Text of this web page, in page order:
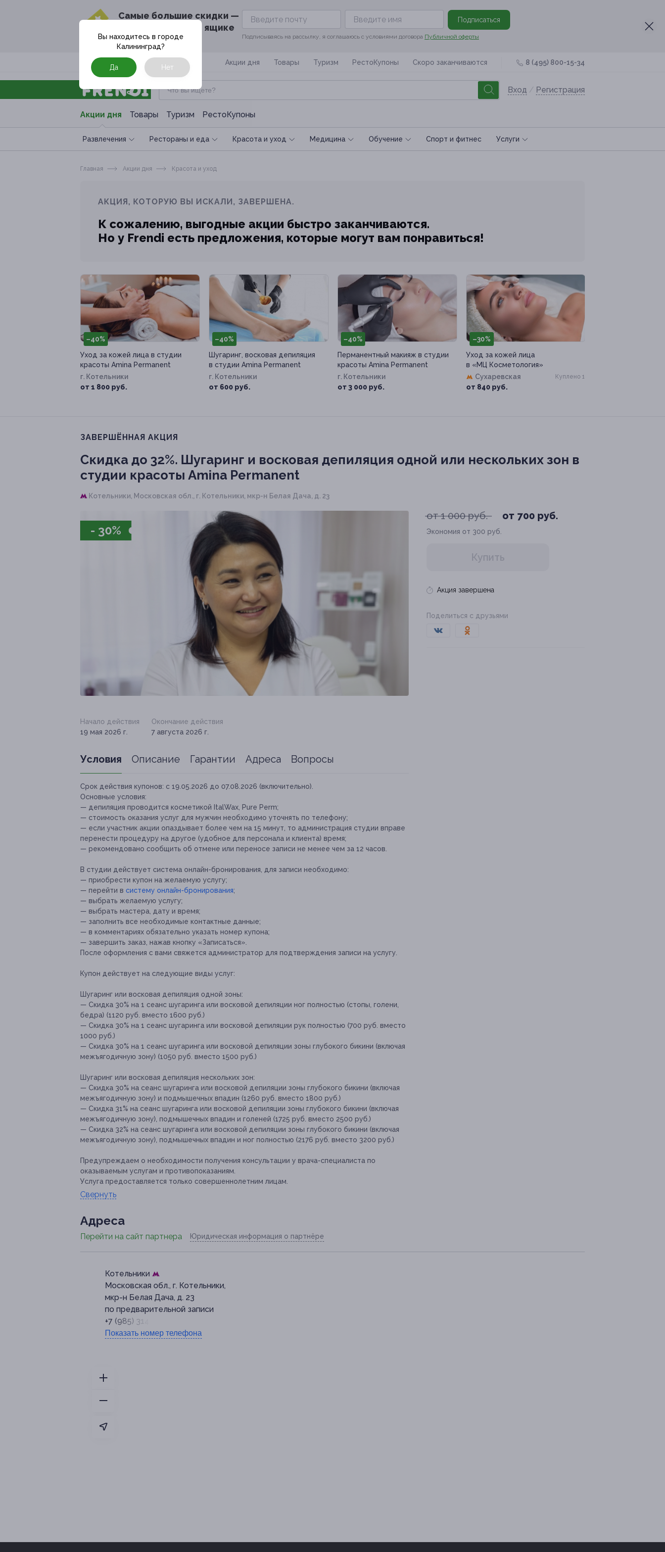
Cамые большие скидки —
в твоём почтовом ящике
Подписаться
Подписываясь на рассылку, я соглашаюсь с условиями договора Публичной оферты
Москва Акции дня Товары Туризм РестоКупоны Скоро заканчиваются 8 (495) 800-15-34
Вход / Регистрация
Акции дня Товары Туризм РестоКупоны
Развлечения Рестораны и еда Красота и уход Медицина Обучение Спoрт и фитнес Услуги
Вы находитесь в городе
Калининград?
Да Нет
Главная Акции дня Красота и уход
АКЦИЯ, КОТОРУЮ ВЫ ИСКАЛИ, ЗАВЕРШЕНА.
К сожалению, выгодные акции быстро заканчиваются.
Но у Frendi есть предложения, которые могут вам понравиться!
–40%
Уход за кожей лица в студии
красоты Amina Permanent
г. Котельники
от 1 800 руб.
–40%
Шугаринг, восковая депиляция
в студии Amina Permanent
г. Котельники
от 600 руб.
–40%
Перманентный макияж в студии
красоты Amina Permanent
г. Котельники
от 3 000 руб.
–30%
Уход за кожей лица
в «МЦ Косметология»
Сухаревская
от 840 руб.
Куплено 1
ЗАВЕРШЁННАЯ АКЦИЯ
Скидка до 32%. Шугаринг и восковая депиляция одной или нескольких зон в
студии красоты Amina Permanent
Котельники, Московская обл., г. Котельники, мкр-н Белая Дача, д. 23
- 30%
от 1 000 руб. от 700 руб.
Экономия от 300 руб.
Купить
Акция завершена
Поделиться с друзьями
Начало действия
19 мая 2026 г.
Окончание действия
7 августа 2026 г.
Условия Описание Гарантии Адреса Вопросы
Срок действия купонов: с 19.05.2026 до 07.08.2026 (включительно).
Основные условия:
— депиляция проводится косметикой ItalWax, Pure Perm;
— стоимость оказания услуг для мужчин необходимо уточнять по телефону;
— если участник акции опаздывает более чем на 15 минут, то администрация студии вправе
перенести процедуру на другое (удобное для персонала и клиента) время;
— рекомендовано сообщить об отмене или переносе записи не менее чем за 12 часов.
В студии действует система онлайн-бронирования, для записи необходимо:
— ⁠приобрести купон на желаемую услугу;
— ⁠перейти в систему онлайн-бронирования;
— ⁠выбрать желаемую услугу;
— ⁠выбрать мастера, дату и время;
—⁠ ⁠заполнить все необходимые контактные данные;
— ⁠в комментариях обязательно указать номер купона;
—⁠ ⁠завершить заказ, нажав кнопку «Записаться».
После оформления с вами свяжется администратор для подтверждения записи на услугу.
Купон действует на следующие виды услуг:
Шугаринг или восковая депиляция одной зоны:
— Скидка 30% на 1 сеанс шугаринга или восковой депиляции ног полностью (стопы, голени,
бедра) (1120 руб. вместо 1600 руб.)
— Скидка 30% на 1 сеанс шугаринга или восковой депиляции рук полностью (700 руб. вместо
1000 руб.)
— Скидка 30% на 1 сеанс шугаринга или восковой депиляции зоны глубокого бикини (включая
межъягодичную зону) (1050 руб. вместо 1500 руб.)
Шугаринг или восковая депиляция нескольких зон:
— Скидка 30% на сеанс шугаринга или восковой депиляции зоны глубокого бикини (включая
межъягодичную зону) и подмышечных впадин (1260 руб. вместо 1800 руб.)
— Скидка 31% на сеанс шугаринга или восковой депиляции зоны глубокого бикини (включая
межъягодичную зону), подмышечных впадин и голеней (1725 руб. вместо 2500 руб.)
— Скидка 32% на сеанс шугаринга или восковой депиляции зоны глубокого бикини (включая
межъягодичную зону), подмышечных впадин и ног полностью (2176 руб. вместо 3200 руб.)
Предупреждаем о необходимости получения консультации у врача-специалиста по
оказываемым услугам и противопоказаниям.
Услуга предоставляется только совершеннолетним лицам.
Свернуть
Адресa
Перейти на сайт партнера Юридическая информация о партнёре
Котельники
Московская обл., г. Котельники,
мкр-н Белая Дача, д. 23
по предварительной записи
+7 (985) 314-03-22
Показать номер телефона